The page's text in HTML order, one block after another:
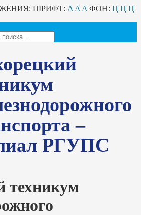
ШРИФТ: A A A ФОН: Ц Ц Ц
–
РГУПС
техникум